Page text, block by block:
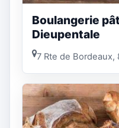
Boulangerie
Dieupentale
7 Rte de Bordeaux,